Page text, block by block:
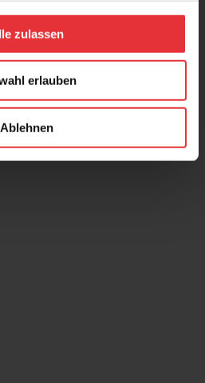
zulassen
erlauben
Ablehnen